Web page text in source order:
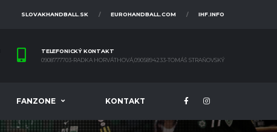
SLOVAKHANDBALL.SK EUROHANDBALL.COM IHF.INFO
TELEFONICKÝ KONTAKT
0908777703-RADKA HORVÁTHOVÁ,0905894233-TOMÁŠ STRAŇOVSKÝ
FANZONE KONTAKT